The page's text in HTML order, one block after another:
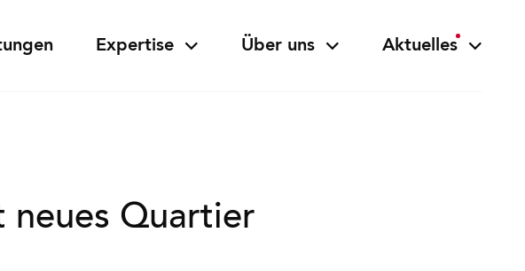
Expertise Über uns Aktuelles
neues Quartier